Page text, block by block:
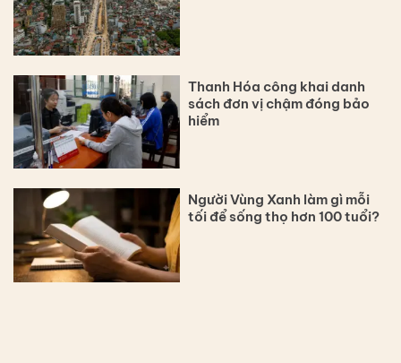
Thanh Hóa công khai danh
sách đơn vị chậm đóng bảo
hiểm
Người Vùng Xanh làm gì mỗi
tối để sống thọ hơn 100 tuổi?